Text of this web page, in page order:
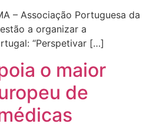
– Associação Portuguesa da
a organizar a
“Perspetivar […]
o maior
de